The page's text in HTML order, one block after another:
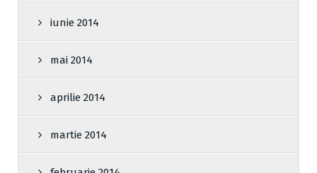
iunie 2014
mai 2014
aprilie 2014
martie 2014